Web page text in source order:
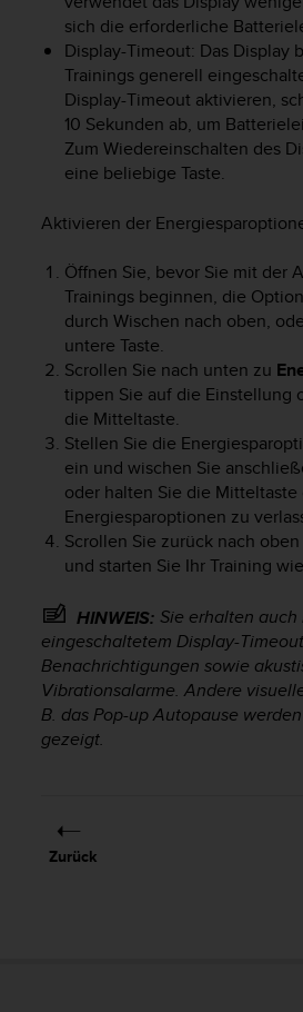
sich die erforderliche
Display-Timeout: Das Display
Trainings generell
Display-Timeout aktivieren,
10 Sekunden ab, um
Zum Wiedereinschalten des
eine beliebige Taste.
Aktivieren der
Öffnen Sie, bevor Sie mit der
Trainings beginnen, die
durch Wischen nach oben,
untere Taste.
Scrollen Sie nach unten zu
tippen Sie auf die Einstellung
die Mitteltaste.
Stellen Sie die
ein und wischen Sie
oder halten Sie die
Energiesparoptionen zu
Scrollen Sie zurück nach
und starten Sie Ihr Training
HINWEIS: Sie erhalten auch
eingeschaltetem Display-
Benachrichtigungen sowie
Vibrationsalarme. Andere
B. das Pop-up Autopause
gezeigt.
Zurück